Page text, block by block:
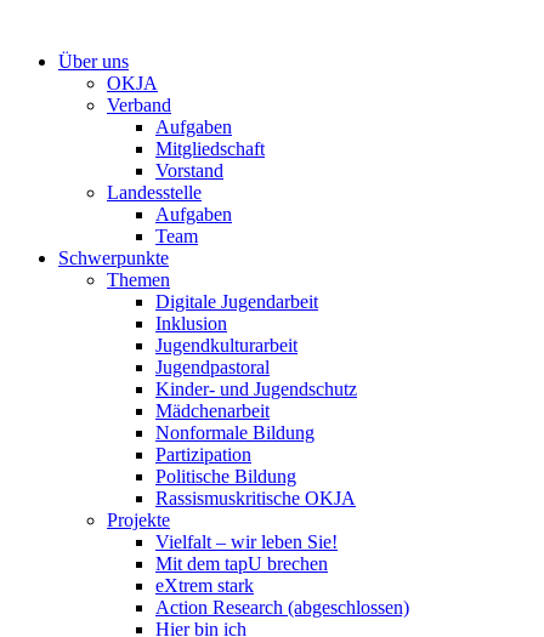
springenÜber uns
OKJA
Verband
Aufgaben
Mitgliedschaft
Vorstand
Landesstelle
Aufgaben
Team
Schwerpunkte
Themen
Digitale Jugendarbeit
Inklusion
Jugendkulturarbeit
Jugendpastoral
Kinder- und Jugendschutz
Mädchenarbeit
Nonformale Bildung
Partizipation
Politische Bildung
Rassismuskritische OKJA
Projekte
Vielfalt – wir leben Sie!
Mit dem tapU brechen
eXtrem stark
Action Research (abgeschlossen)
Hier bin ich